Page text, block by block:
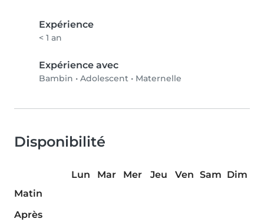
Expérience
< 1 an
Expérience avec
Bambin • Adolescent • Maternelle
Disponibilité
Lun Mar Mer Jeu Ven Sam Dim
Matin
Après